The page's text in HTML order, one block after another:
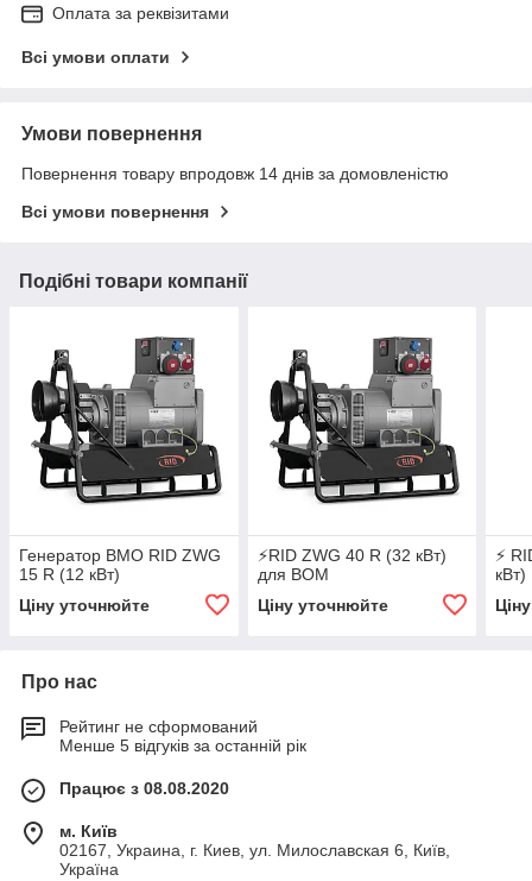
Оплата за реквізитами
Всі умови оплати
Умови повернення
Повернення товару впродовж 14 днів за домовленістю
Всі умови повернення
Подібні товари компанії
Генератор ВМО RID ZWG
15 R (12 кВт)
Ціну уточнюйте
⚡RID ZWG 40 R (32 кВт)
для ВОМ
Ціну уточнюйте
⚡
кВт)
Про нас
Рейтинг не сформований
Менше 5 відгуків за останній рік
Працює з 08.08.2020
м. Київ
02167, Украина, г. Киев, ул. Милославская 6, Київ,
Україна